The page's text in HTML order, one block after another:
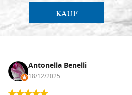
KAUF
Antonella Benelli
18/12/2025